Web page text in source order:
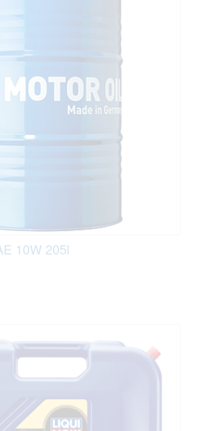
10W 205l